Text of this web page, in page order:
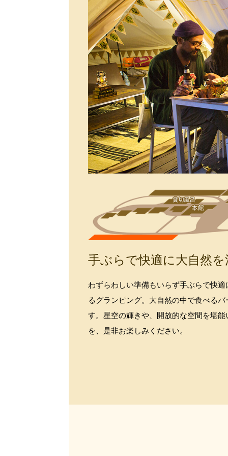
手ぶらで快適に大自然を
わずらわしい準備もいらず手ぶらで快
るグランピング。大自然の中で食べる
す。星空の輝きや、開放的な空間を堪
を、是非お楽しみください。